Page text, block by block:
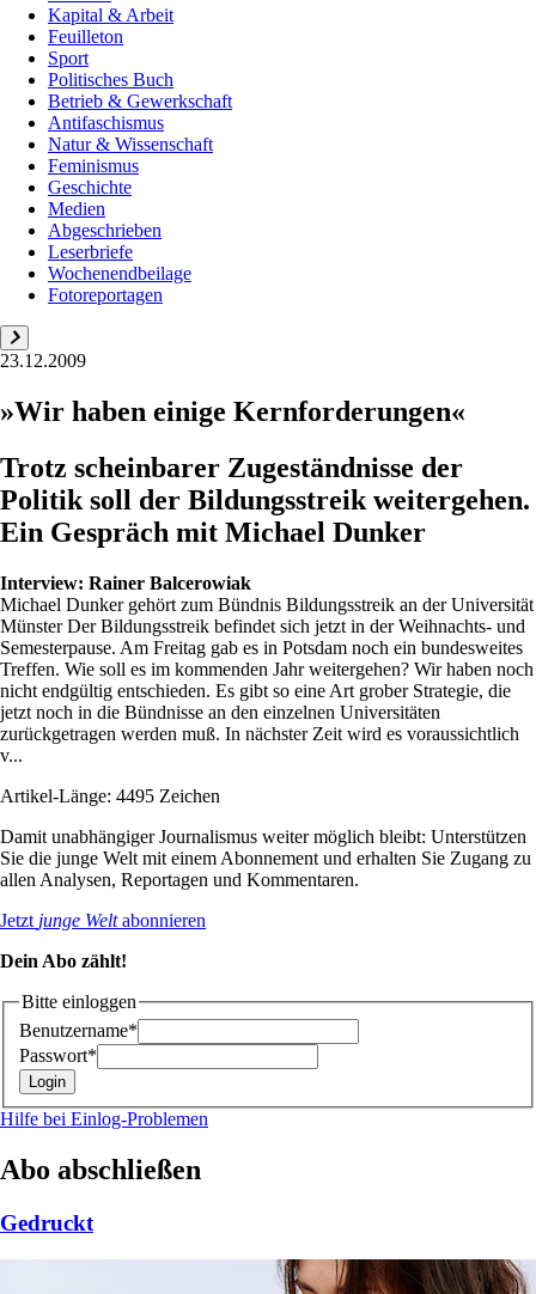
Kapital & Arbeit
Feuilleton
Sport
Politisches Buch
Betrieb & Gewerkschaft
Antifaschismus
Natur & Wissenschaft
Feminismus
Geschichte
Medien
Abgeschrieben
Leserbriefe
Wochenendbeilage
Fotoreportagen
23.12.2009
»Wir haben einige Kernforderungen«
Trotz scheinbarer Zugeständnisse der
Politik soll der Bildungsstreik weitergehen.
Ein Gespräch mit Michael Dunker
Interview: Rainer Balcerowiak
Michael Dunker gehört zum Bündnis Bildungsstreik an der Universität
Münster Der Bildungsstreik befindet sich jetzt in der Weihnachts- und
Semesterpause. Am Freitag gab es in Potsdam noch ein bundesweites
Treffen. Wie soll es im kommenden Jahr weitergehen? Wir haben noch
nicht endgültig entschieden. Es gibt so eine Art grober Strategie, die
jetzt noch in die Bündnisse an den einzelnen Universitäten
zurückgetragen werden muß. In nächster Zeit wird es voraussichtlich
v...
Artikel-Länge: 4495 Zeichen
Damit unabhängiger Journalismus weiter möglich bleibt: Unterstützen
Sie die junge Welt mit einem Abonnement und erhalten Sie Zugang zu
allen Analysen, Reportagen und Kommentaren.
Jetzt junge Weltabonnieren
Dein Abo zählt!
Bitte einloggen
Benutzername*
Passwort*
Hilfe bei Einlog-Problemen
Abo abschließen
Gedruckt